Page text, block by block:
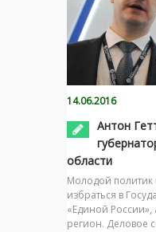
14.06.2016
Антон
области
Молодой политик
избраться в
«Единой России»,
регион. Деловое